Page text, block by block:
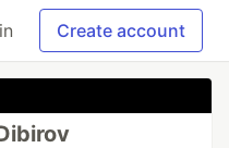
Create account